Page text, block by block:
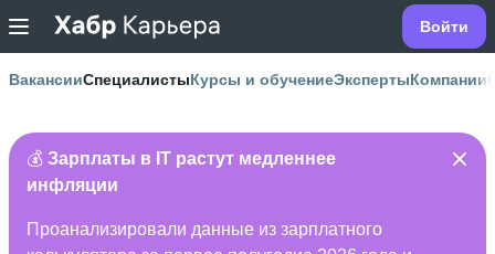
Войти
ВакансииСпециалистыКурсы и обучениеЭкспертыКомпании
💰 Зарплаты в IT растут медленнее
инфляции
Проанализировали данные из зарплатного